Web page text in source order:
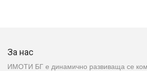
За нас
ИМОТИ БГ е динамично развиваща се